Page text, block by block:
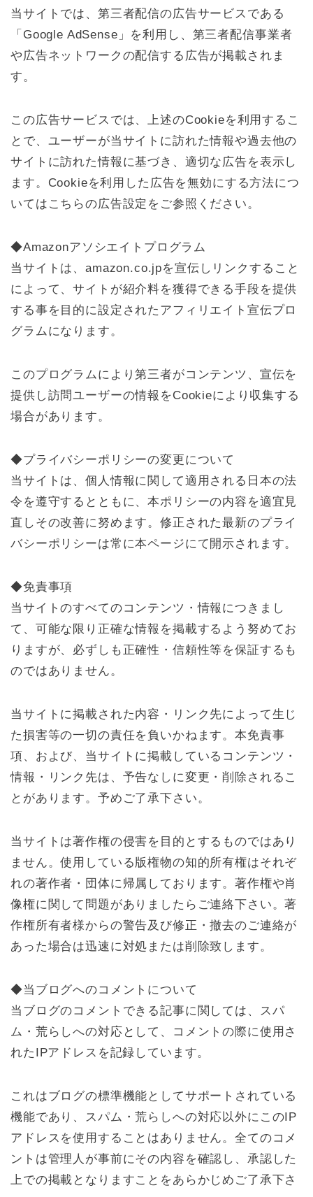
当サイトでは、第三者配信の広告サービスである
「Google AdSense」を利用し、第三者配信事業者
や広告ネットワークの配信する広告が掲載されま
す。
この広告サービスでは、上述のCookieを利用するこ
とで、ユーザーが当サイトに訪れた情報や過去他の
サイトに訪れた情報に基づき、適切な広告を表示し
ます。Cookieを利用した広告を無効にする方法につ
いてはこちらの広告設定をご参照ください。
◆Amazonアソシエイトプログラム
当サイトは、amazon.co.jpを宣伝しリンクすること
によって、サイトが紹介料を獲得できる手段を提供
する事を目的に設定されたアフィリエイト宣伝プロ
グラムになります。
このプログラムにより第三者がコンテンツ、宣伝を
提供し訪問ユーザーの情報をCookieにより収集する
場合があります。
◆プライバシーポリシーの変更について
当サイトは、個人情報に関して適用される日本の法
令を遵守するとともに、本ポリシーの内容を適宜見
直しその改善に努めます。修正された最新のプライ
バシーポリシーは常に本ページにて開示されます。
◆免責事項
当サイトのすべてのコンテンツ・情報につきまし
て、可能な限り正確な情報を掲載するよう努めてお
りますが、必ずしも正確性・信頼性等を保証するも
のではありません。
当サイトに掲載された内容・リンク先によって生じ
た損害等の一切の責任を負いかねます。本免責事
項、および、当サイトに掲載しているコンテンツ・
情報・リンク先は、予告なしに変更・削除されるこ
とがあります。予めご了承下さい。
当サイトは著作権の侵害を目的とするものではあり
ません。使用している版権物の知的所有権はそれぞ
れの著作者・団体に帰属しております。著作権や肖
像権に関して問題がありましたらご連絡下さい。著
作権所有者様からの警告及び修正・撤去のご連絡が
あった場合は迅速に対処または削除致します。
◆当ブログへのコメントについて
当ブログのコメントできる記事に関しては、スパ
ム・荒らしへの対応として、コメントの際に使用さ
れたIPアドレスを記録しています。
これはブログの標準機能としてサポートされている
機能であり、スパム・荒らしへの対応以外にこのIP
アドレスを使用することはありません。全てのコメ
ントは管理人が事前にその内容を確認し、承認した
上での掲載となりますことをあらかじめご了承下さ